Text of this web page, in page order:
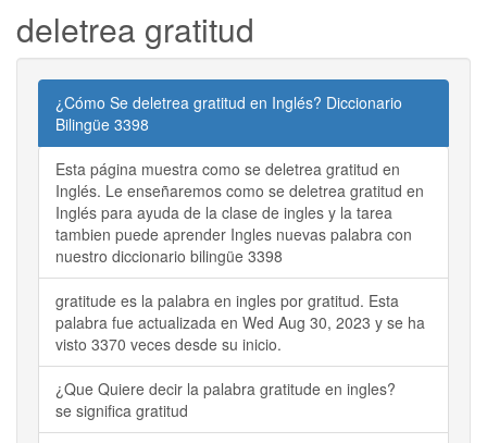
deletrea gratitud
¿Cómo Se deletrea gratitud en Inglés? Diccionario
Bilingüe 3398
Esta página muestra como se deletrea gratitud en
Inglés. Le enseñaremos como se deletrea gratitud en
Inglés para ayuda de la clase de ingles y la tarea
tambien puede aprender Ingles nuevas palabra con
nuestro diccionario bilingüe 3398
gratitude es la palabra en ingles por gratitud. Esta
palabra fue actualizada en Wed Aug 30, 2023 y se ha
visto 3370 veces desde su inicio.
¿Que Quiere decir la palabra gratitude en ingles?
se significa gratitud